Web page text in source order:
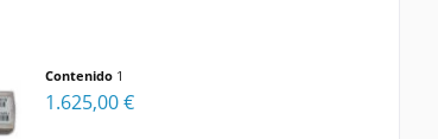
Contenido 1
1.625,00 €